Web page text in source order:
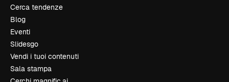
Cerca tendenze
Blog
Eventi
Slidesgo
Vendi i tuoi contenuti
Sala stampa